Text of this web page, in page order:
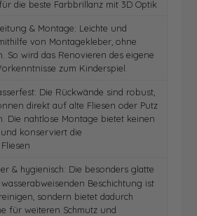
die beste Farbbrillanz mit 3D Optik
& Montage: Leichte und
von Montagekleber, ohne
So wird das Renovieren des eigene
zum Kinderspiel.
Die Rückwände sind robust,
direkt auf alte Fliesen oder Putz
Die nahtlose Montage bietet keinen
konserviert die
& hygienisch: Die besonders glatte
Beschichtung ist
sondern bietet dadurch
für weiteren Schmutz und